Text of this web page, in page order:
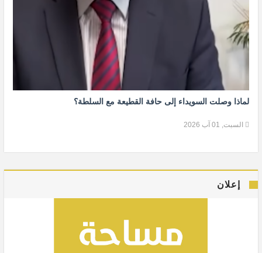
لماذا وصلت السويداء إلى حافة القطيعة مع السلطة؟
السبت, 01 آب 2026
إعلان